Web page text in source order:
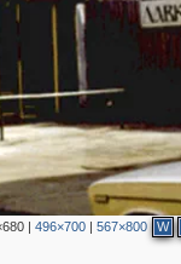
| 496×700| 567×800 W